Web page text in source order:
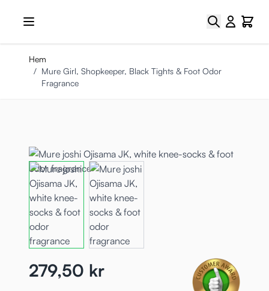
Sök
Cart
Hem
/ Mure Girl, Shopkeeper, Black Tights & Foot Odor
Fragrance
279,50 kr